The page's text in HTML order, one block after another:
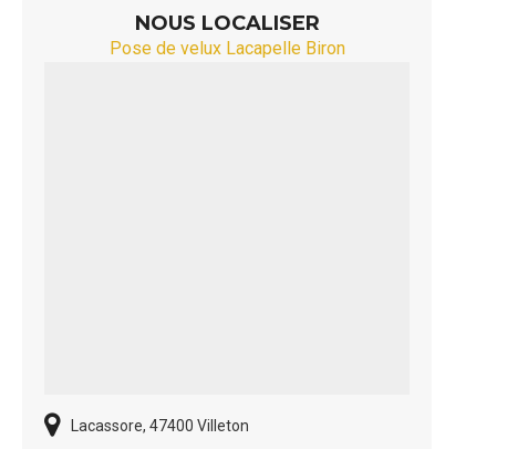
NOUS LOCALISER
Pose de velux Lacapelle Biron
Lacassore, 47400 Villeton